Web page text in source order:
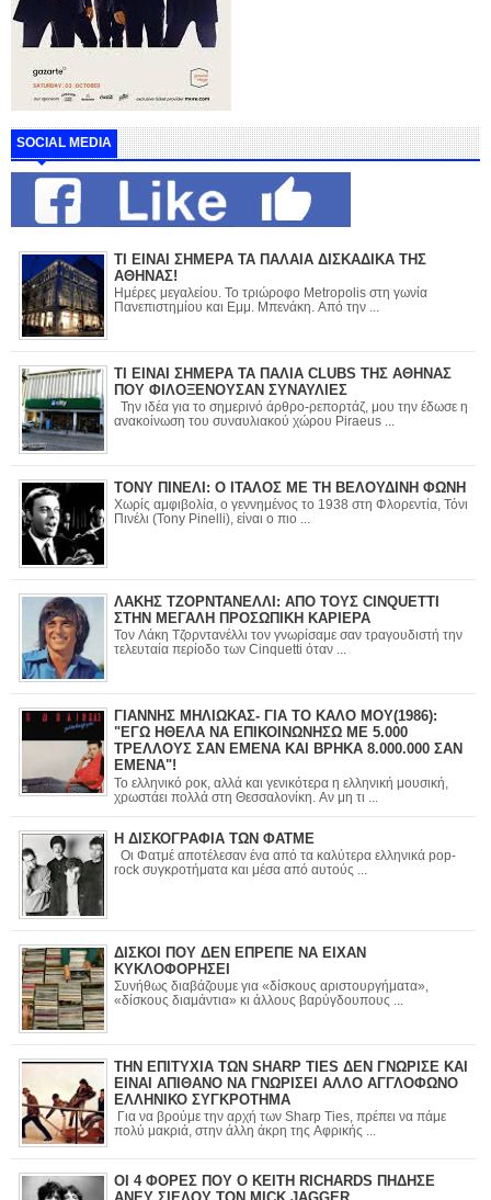
SOCIAL MEDIA
ΤΙ ΕΙΝΑΙ ΣΗΜΕΡΑ ΤΑ ΠΑΛΑΙΑ ΔΙΣΚΑΔΙΚΑ ΤΗΣ
ΑΘΗΝΑΣ!
Ημέρες μεγαλείου. Το τριώροφο Metropolis στη γωνία
Πανεπιστημίου και Εμμ. Μπενάκη. Από την ...
ΤΙ ΕΙΝΑΙ ΣΗΜΕΡΑ ΤΑ ΠΑΛΙΑ CLUBS ΤΗΣ ΑΘΗΝΑΣ
ΠΟΥ ΦΙΛΟΞΕΝΟΥΣΑΝ ΣΥΝΑΥΛΙΕΣ
Την ιδέα για το σημερινό άρθρο-ρεπορτάζ, μου την έδωσε η
ανακοίνωση του συναυλιακού χώρου Piraeus ...
ΤΟΝΥ ΠΙΝΕΛΙ: Ο ΙΤΑΛΟΣ ΜΕ ΤΗ ΒΕΛΟΥΔΙΝΗ ΦΩΝΗ
Χωρίς αμφιβολία, ο γεννημένος το 1938 στη Φλορεντία, Τόνι
Πινέλι (Tony Pinelli), είναι ο πιο ...
ΛΑΚΗΣ ΤΖΟΡΝΤΑΝΕΛΛΙ: ΑΠΟ ΤΟΥΣ CINQUETTI
ΣΤΗΝ ΜΕΓΑΛΗ ΠΡΟΣΩΠΙΚΗ ΚΑΡΙΕΡΑ
Τον Λάκη Τζορντανέλλι τον γνωρίσαμε σαν τραγουδιστή την
τελευταία περίοδο των Cinquetti όταν ...
ΓΙΑΝΝΗΣ ΜΗΛΙΩΚΑΣ- ΓΙΑ ΤΟ ΚΑΛΟ ΜΟΥ(1986):
"ΕΓΩ ΗΘΕΛΑ ΝΑ ΕΠΙΚΟΙΝΩΝΗΣΩ ΜΕ 5.000
ΤΡΕΛΛΟΥΣ ΣΑΝ ΕΜΕΝΑ ΚΑΙ ΒΡΗΚΑ 8.000.000 ΣΑΝ
ΕΜΕΝΑ"!
Το ελληνικό ροκ, αλλά και γενικότερα η ελληνική μουσική,
χρωστάει πολλά στη Θεσσαλονίκη. Αν μη τι ...
Η ΔΙΣΚΟΓΡΑΦΙΑ ΤΩΝ ΦΑΤΜΕ
Οι Φατμέ αποτέλεσαν ένα από τα καλύτερα ελληνικά pop-
rock συγκροτήματα και μέσα από αυτούς ...
ΔΙΣΚΟΙ ΠΟΥ ΔΕΝ ΕΠΡΕΠΕ ΝΑ ΕΙΧΑΝ
ΚΥΚΛΟΦΟΡΗΣΕΙ
Συνήθως διαβάζουμε για «δίσκους αριστουργήματα»,
«δίσκους διαμάντια» κι άλλους βαρύγδουπους ...
ΤΗΝ ΕΠΙΤΥΧΙΑ ΤΩΝ SHARP TIES ΔΕΝ ΓΝΩΡΙΣΕ ΚΑΙ
ΕΙΝΑΙ ΑΠΙΘΑΝΟ ΝΑ ΓΝΩΡΙΣΕΙ ΑΛΛΟ ΑΓΓΛΟΦΩΝΟ
ΕΛΛΗΝΙΚΟ ΣΥΓΚΡΟΤΗΜΑ
Για να βρούμε την αρχή των Sharp Ties, πρέπει να πάμε
πολύ μακριά, στην άλλη άκρη της Αφρικής ...
ΟΙ 4 ΦΟΡΕΣ ΠΟΥ Ο KEITH RICHARDS ΠΗΔΗΣΕ